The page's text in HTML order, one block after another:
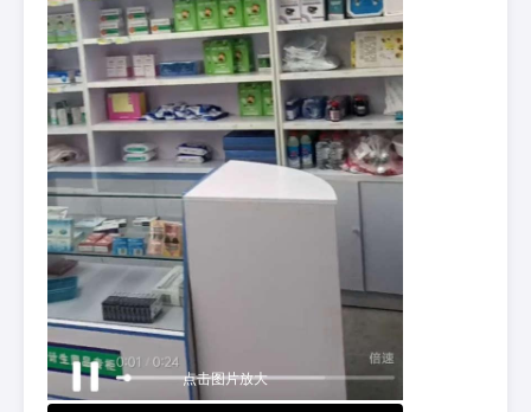
点击图片放大